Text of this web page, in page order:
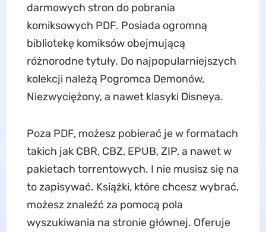
darmowych stron do pobrania
komiksowych PDF. Posiada ogromną
bibliotekę komiksów obejmującą
różnorodne tytuły. Do najpopularniejszych
kolekcji należą Pogromca Demonów,
Niezwyciężony, a nawet klasyki Disneya.
Poza PDF, możesz pobierać je w formatach
takich jak CBR, CBZ, EPUB, ZIP, a nawet w
pakietach torrentowych. I nie musisz się na
to zapisywać. Książki, które chcesz wybrać,
możesz znaleźć za pomocą pola
wyszukiwania na stronie głównej. Oferuje